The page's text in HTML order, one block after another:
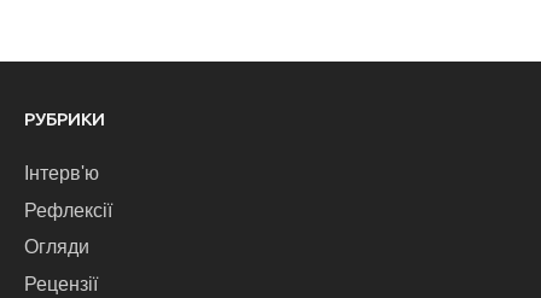
РУБРИКИ
Інтерв'ю
Рефлексії
Огляди
Рецензії